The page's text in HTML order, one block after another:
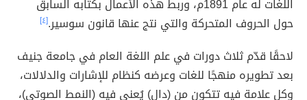
اللغات له عام 1891م، وربط هذه الأعمال بكتابه السابق
حول الحروف المتحركة والتي نتج عنها قانون سوسير.[٤]
لاحقًا قدّم ثلاث دورات في علم اللغة العام في جامعة جنيف
بعد تطويره منهجًا للغات وعرضه كنظام للإشارات والدلالات،
وكل علامة فيه تتكون من (دال) يُعنى فيه (النمط الصوتي)،